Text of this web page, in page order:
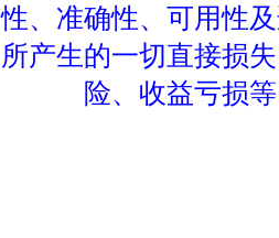
性、准确性、可用性
所产生的一切直接损
险、收益亏损